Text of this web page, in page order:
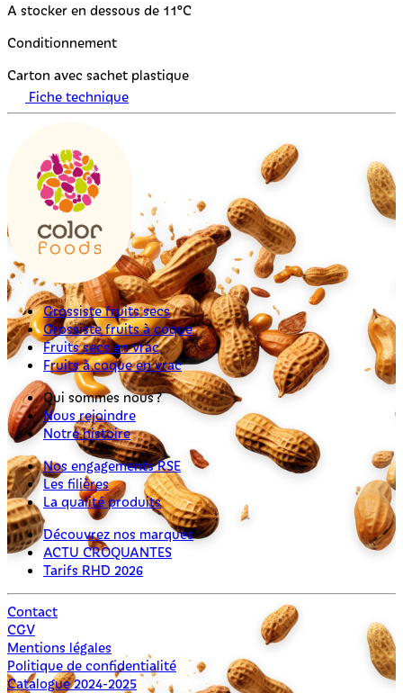
A stocker en dessous de 11°C
Conditionnement
Carton avec sachet plastique
Fiche technique
Grossiste fruits secs
Grossiste fruits à coque
Fruits secs en vrac
Fruits à coque en vrac
Qui sommes nous ?
Nous rejoindre
Notre histoire
Nos engagements RSE
Les filières
La qualité produits
Découvrez nos marques
ACTU CROQUANTES
Tarifs RHD 2026
Contact
CGV
Mentions légales
Politique de confidentialité
Catalogue 2024-2025